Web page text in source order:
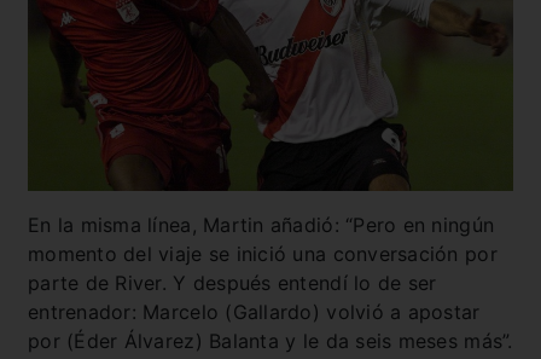
En la misma línea, Martin añadió: “Pero en ningún
momento del viaje se inició una conversación por
parte de River. Y después entendí lo de ser
entrenador: Marcelo (Gallardo) volvió a apostar
por (Éder Álvarez) Balanta y le da seis meses más”.